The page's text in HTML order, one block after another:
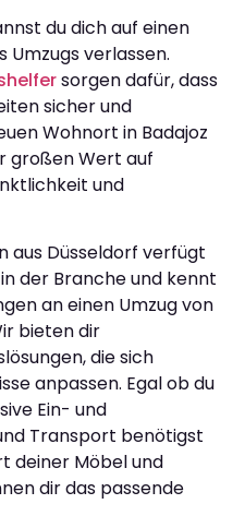
du dich auf einen
Umzugs verlassen.
sorgen dafür, dass
sicher und
Wohnort in Badajoz
großen Wert auf
und
aus Düsseldorf verfügt
der Branche und kennt
an einen Umzug von
bieten dir
die sich
anpassen. Egal ob du
Ein- und
Transport benötigst
deiner Möbel und
dir das passende